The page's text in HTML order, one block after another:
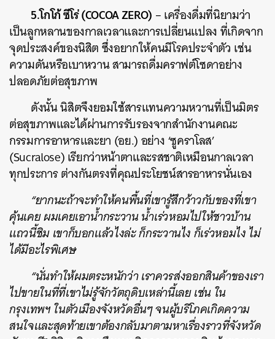
5.โกโก้ ซีโร่ (COCOA ZERO) – เครื่องดื่มที่นิยามว่า
เป็นลูกหลานของกาลเวลาและการเปลี่ยนแปลง ที่เกิดจาก
จุดประสงค์ของนิสิต ซึ่งอยากให้คนมีโรคประจำตัว เช่น
ความดันหรือเบาหวาน สามารถดื่มคราฟต์โซดาอย่าง
ปลอดภัยต่อสุขภาพ
ดังนั้น นิสิตจึงยอมใช้สารแทนความหวานที่เป็นมิตร
ต่อสุขภาพและได้ผ่านการรับรองจากสำนักงานคณะ
กรรมการอาหารและยา (อย.) อย่าง ‘ซูคราโลส’
(Sucralose) เรียกว่าหน้าตาและรสชาติเหมือนกาลเวลา
ทุกประการ ต่างกันตรงที่คุณประโยชน์สารอาหารนั่นเอง
“ยากนะถ้าจะทำให้คนพื้นที่เขารู้สึกว้าวกับของที่เขา
คุ้นเคย ผมเคยเอาน้ำกระวาน น้ำเร่วหอมไปให้ชาวบ้าน
แถวนี้ชิม เขาก็บอกแล้วไงล่ะ ก็กระวานไง ก็เร่วหอมไง ไม่
ได้มีอะไรพิเศษ
“นั่นทำให้ผมตระหนักว่า เราควรส่งออกสินค้าของเรา
ไปขายในที่ที่เขาไม่รู้จักวัตถุดิบเหล่านี้เลย เช่น ใน
กรุงเทพฯ ในตัวเมืองจังหวัดอื่นๆ จนผู้บริโภคเกิดความ
สนใจและสุดท้ายเขาต้องกลับมาตามหาเรื่องราวที่จังหวัด